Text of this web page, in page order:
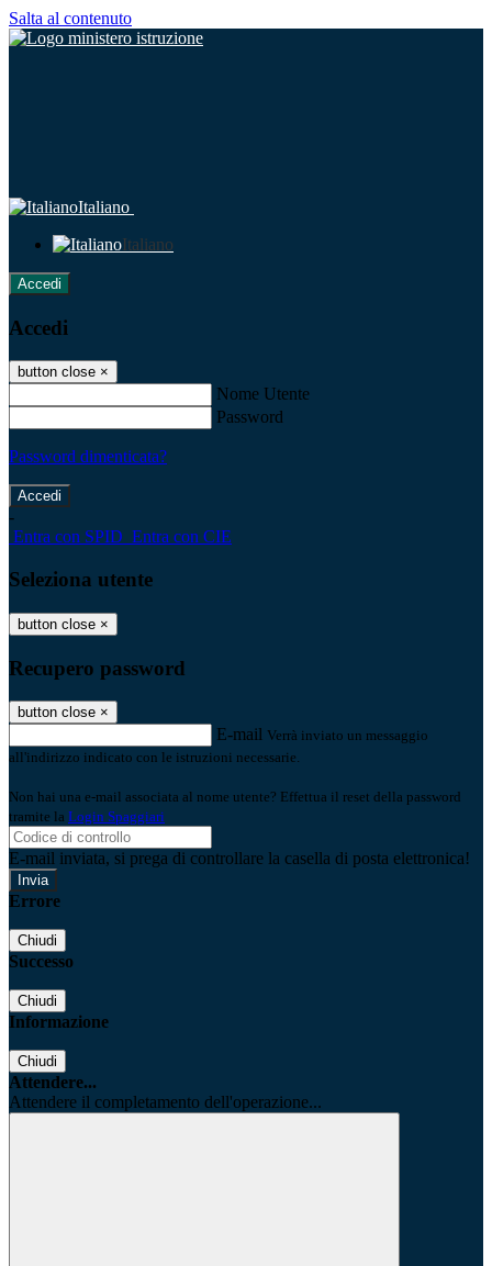
Salta al contenuto
Italiano
Italiano
Accedi
Accedi
button close ×
Nome Utente
Password
Password dimenticata?
-
Entra con SPID Entra con CIE
Seleziona utente
button close ×
Recupero password
button close ×
E-mail Verrà inviato un messaggio
all'indirizzo indicato con le istruzioni necessarie.
Non hai una e-mail associata al nome utente? Effettua il reset della password
tramite la Login Spaggiari
E-mail inviata, si prega di controllare la casella di posta elettronica!
Errore
Chiudi
Successo
Chiudi
Informazione
Chiudi
Attendere...
Attendere il completamento dell'operazione...